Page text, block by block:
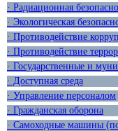
· Радиационная
· Экологическая
· Противодействие
· Противодействие
· Государственные и
· Доступная среда
· Управление персоналом
· Гражданская оборона
· Самоходные машины